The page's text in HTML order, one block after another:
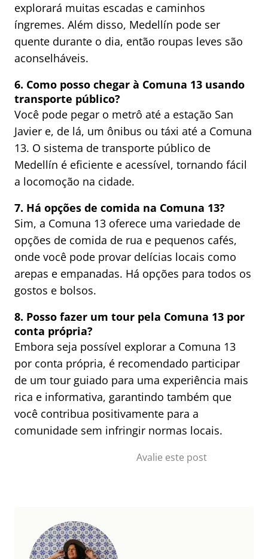
explorará muitas escadas e caminhos
íngremes. Além disso, Medellín pode ser
quente durante o dia, então roupas leves são
aconselháveis.
6. Como posso chegar à Comuna 13 usando
transporte público?
Você pode pegar o metrô até a estação San
Javier e, de lá, um ônibus ou táxi até a Comuna
13. O sistema de transporte público de
Medellín é eficiente e acessível, tornando fácil
a locomoção na cidade.
7. Há opções de comida na Comuna 13?
Sim, a Comuna 13 oferece uma variedade de
opções de comida de rua e pequenos cafés,
onde você pode provar delícias locais como
arepas e empanadas. Há opções para todos os
gostos e bolsos.
8. Posso fazer um tour pela Comuna 13 por
conta própria?
Embora seja possível explorar a Comuna 13
por conta própria, é recomendado participar
de um tour guiado para uma experiência mais
rica e informativa, garantindo também que
você contribua positivamente para a
comunidade sem infringir normas locais.
Avalie este post